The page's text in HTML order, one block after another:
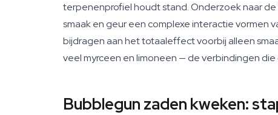
terpenenprofiel houdt stand. Onderzoek naar
smaak en geur een complexe interactie
bijdragen aan het totaaleffect voorbij alleen
veel myrceen en limoneen — de verbindingen
Bubblegun zaden kweken: